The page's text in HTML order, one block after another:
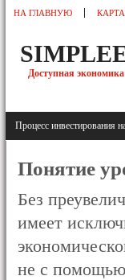
НА ГЛАВНУЮ
Доступная экономика
Процесс инвестирования
Понятие
Без
имеет
не с помощью